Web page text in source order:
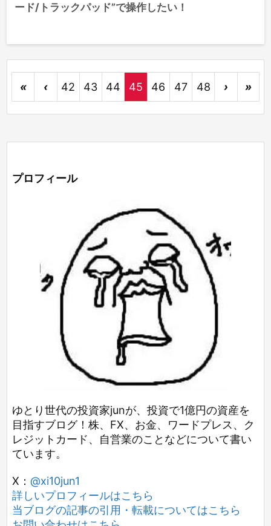
ード/トラックパッド”で操作したい！
« ‹ 42 43 44 45 46 47 48 › »
プロフィール
ゆとり世代の投資家junが、投資で1億円の資産を
目指すブログ！株、FX、お金、ワードプレス、ク
レジットカード、自営業のことなどについて書い
ています。
X： @xi10jun1
詳しいプロフィールはこちら
当ブログの記事の引用・転載についてはこちら